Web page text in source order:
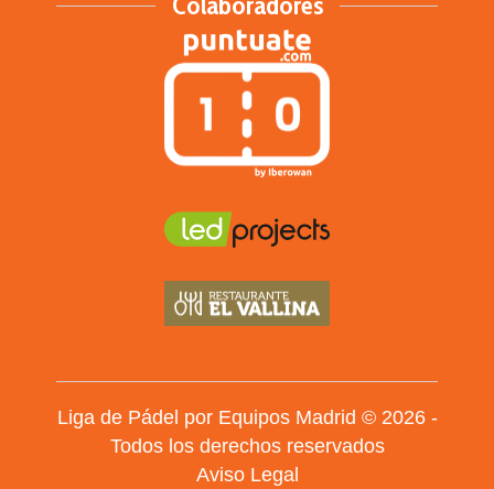
Liga de Pádel por Equipos Madrid © 2026 -
Todos los derechos reservados
Aviso Legal